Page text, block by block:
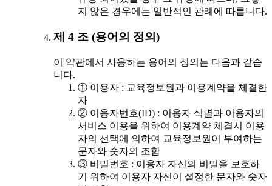
지 않은 경우에는 일반적인 관례에 따릅니다.
제 4 조 (용어의 정의)
이 약관에서 사용하는 용어의 정의는 다음과 같습
니다.
① 이용자 : 교육정보원과 이용계약을 체결한
자
② 이용자번호(ID) : 이용자 식별과 이용자의
서비스 이용을 위하여 이용계약 체결시 이용
자의 선택에 의하여 교육정보원이 부여하는
문자와 숫자의 조합
③ 비밀번호 : 이용자 자신의 비밀을 보호하
기 위하여 이용자 자신이 설정한 문자와 숫자